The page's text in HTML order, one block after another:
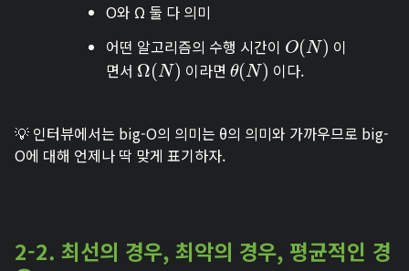
O와 Ω 둘 다 의미
어떤 알고리즘의 수행 시간이 O(N)
O(N)
이
면서 Ω(N)
Ω(N) 이라면θ(N)
θ(N) 이다.
💡 인터뷰에서는 big-O의 의미는 θ의 의미와 가까우므로 big-
O에 대해 언제나 딱 맞게 표기하자.
2-2. 최선의 경우, 최악의 경우, 평균적인 경